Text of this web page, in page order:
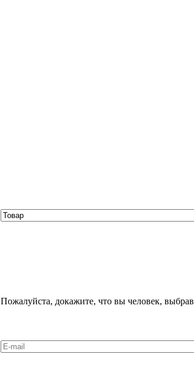
Пожалуйста, докажите, что вы человек, выбрав